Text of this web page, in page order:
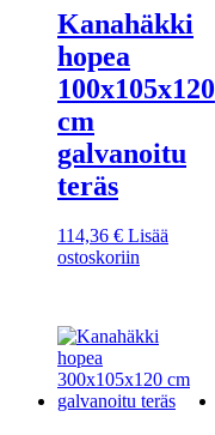
Kanahäkki
hopea
100x105x120
cm
galvanoitu
teräs
114,36 € Lisää
ostoskoriin